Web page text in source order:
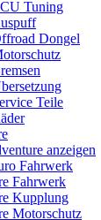
Tuning
Dongel
Teile
anzeigen
Fahrwerk
Fahrwerk
Kupplung
Motorschutz